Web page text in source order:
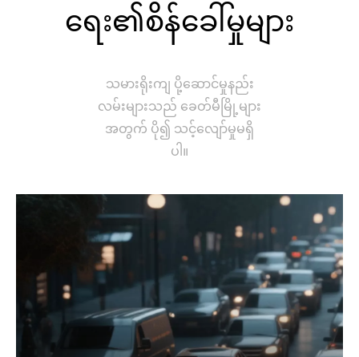
ရေး၏စိန်ခေါ်မှုများ
သမားရိုးကျ ပို့ဆောင်မှုနည်း
လမ်းများသည် ခေတ်မီမြို့များ
အတွက် ပို၍ သင့်လျော်မှုမရှိ
ပါ။